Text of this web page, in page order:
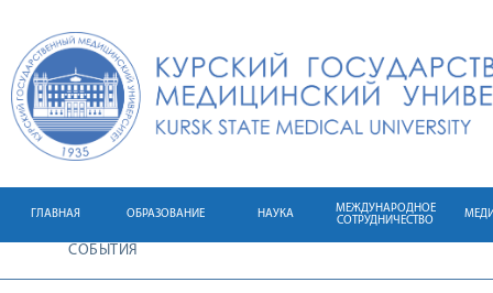
ГЛАВНАЯ ОБРАЗОВАНИЕ НАУКА
МЕЖДУНАРОДНОЕ
СОТРУДНИЧЕСТВО
СОБЫТИЯ